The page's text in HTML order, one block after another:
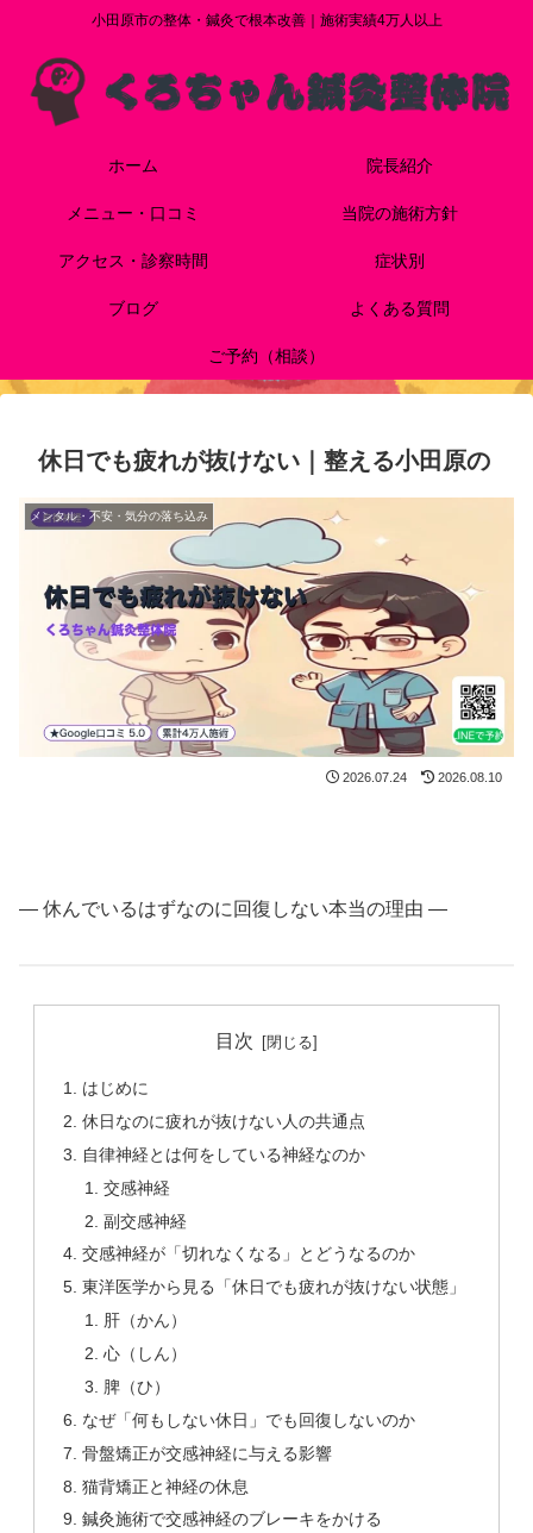
小田原市の整体・鍼灸で根本改善｜施術実績4万人以上
ホーム 院長紹介
メニュー・口コミ 当院の施術方針
アクセス・診察時間 症状別
ブログ よくある質問
ご予約（相談）
休日でも疲れが抜けない｜整える小田原の
メンタル・不安・気分の落ち込み
2026.07.24 2026.08.10
― 休んでいるはずなのに回復しない本当の理由 ―
目次
はじめに
休日なのに疲れが抜けない人の共通点
自律神経とは何をしている神経なのか
交感神経
副交感神経
交感神経が「切れなくなる」とどうなるのか
東洋医学から見る「休日でも疲れが抜けない状態」
肝（かん）
心（しん）
脾（ひ）
なぜ「何もしない休日」でも回復しないのか
骨盤矯正が交感神経に与える影響
猫背矯正と神経の休息
鍼灸施術で交感神経のブレーキをかける